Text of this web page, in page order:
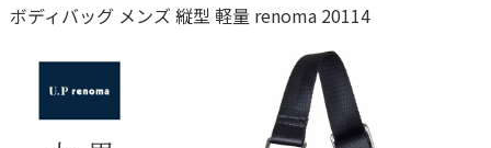
ボディバッグ メンズ 縦型 軽量 renoma 20114